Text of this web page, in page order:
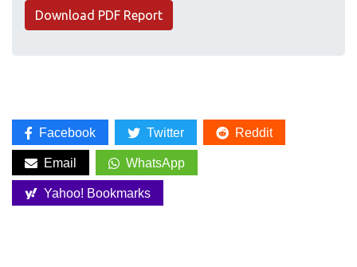
Download PDF Report
Facebook Twitter Reddit
Email WhatsApp
Yahoo! Bookmarks